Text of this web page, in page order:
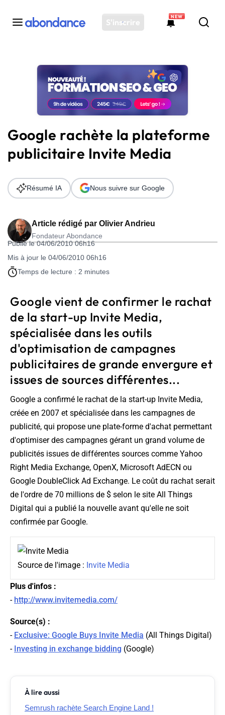
S'inscrire
NEW
Toutes les actus
Actus SEO
Plateforme
Solutions
Ressources
Audit SEO
Google rachète la plateforme
publicitaire Invite Media
Article rédigé par Olivier Andrieu
Fondateur Abondance
Publié le 04/06/2010 06h16
Mis à jour le 04/06/2010 06h16
Temps de lecture : 2 minutes
Résumé IA Nous suivre sur Google
Google vient de confirmer le rachat
de la start-up Invite Media,
spécialisée dans les outils
d'optimisation de campagnes
publicitaires de grande envergure et
issues de sources différentes...
Google a confirmé le rachat de la start-up Invite Media,
créée en 2007 et spécialisée dans les campagnes de
publicité, qui propose une plate-forme d'achat permettant
d'optimiser des campagnes gérant un grand volume de
publicités issues de différentes sources comme Yahoo
Right Media Exchange, OpenX, Microsoft AdECN ou
Google DoubleClick Ad Exchange. Le coût du rachat serait
de l'ordre de 70 millions de $ selon le site All Things
Digital qui a publié la nouvelle avant qu'elle ne soit
confirmée par Google.
Source de l'image : Invite Media
Plus d'infos :
- http://www.invitemedia.com/
Source(s) :
- Exclusive: Google Buys Invite Media (All Things Digital )
- Investing in exchange bidding (Google)
À lire aussi
Semrush rachète Search Engine Land !